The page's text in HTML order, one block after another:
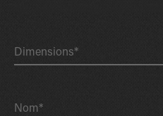
Dimensions*
Nom*